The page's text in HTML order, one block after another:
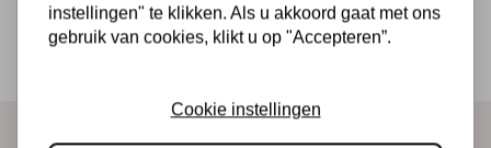
Schrijf je in voor de nieuwsbrief
Ontvang als eerste onze actie en nieuwe producten
instellingen" te klikken. Als u akkoord gaat met ons
gebruik van cookies, klikt u op "Accepteren”.
Cookie instellingen